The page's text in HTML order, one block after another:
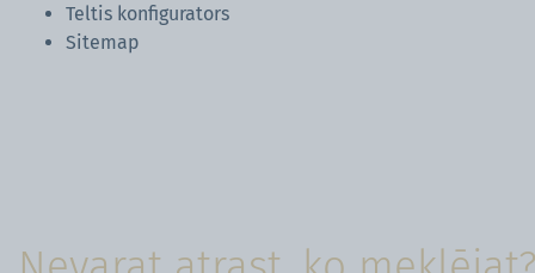
Teltis konfigurators
Sitemap